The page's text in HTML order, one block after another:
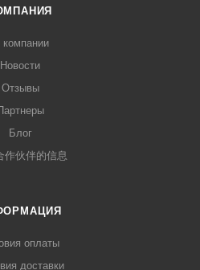
Новости
Отзывы
Блог
作伙伴的信息
оплаты
доставки